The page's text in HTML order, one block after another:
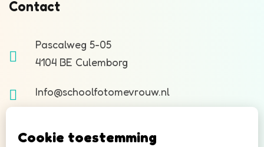
Contact
Pascalweg 5-05
4104 BE Culemborg
Info@schoolfotomevrouw.nl